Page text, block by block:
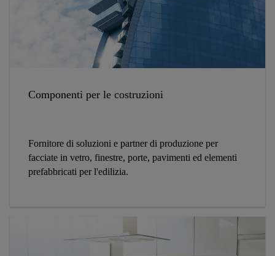
Componenti per le costruzioni
Fornitore di soluzioni e partner di produzione per
facciate in vetro, finestre, porte, pavimenti ed elementi
prefabbricati per l'edilizia.